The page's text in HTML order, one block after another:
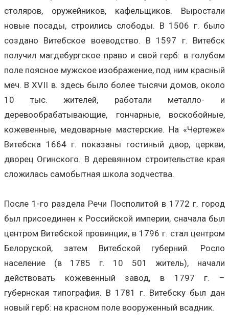
столяров, оружейников, кафельщиков. Выростали
новые посады, строились слободы. В 1506 г. было
создано Витебское воеводство. В 1597 г. Витебск
получил магдебургское право и свой герб: в голубом
поле поясное мужское изображение, под ним красный
меч. В XVII в. здесь было более тысячи домов, около
10 тыс. жителей, работали металло- и
деревообрабатывающие, гончарные, воскобойные,
кожевенные, медоварные мастерские. На «Чертеже»
Витебска 1664 г. показаны гостиный двор, церкви,
дворец Огинского. В деревянном строительстве края
сложилась самобытная школа зодчества.
После 1-го раздела Речи Посполитой в 1772 г. город
был присоединен к Российской империи, сначала был
центром Витебской провинции, в 1796 г. стал центром
Белоруской, затем Витебской губерний. Росло
население (в 1785 г. 10 501 житель), начали
действовать кожевенный завод, в 1797 г. –
губернская типография. В 1781 г. Витебску был дан
новый герб: на красном поле вооруженный всадник.